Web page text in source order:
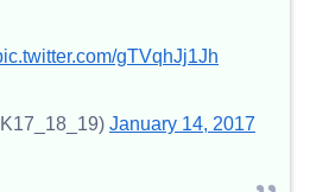
gTVqhJj1Jh
January 14, 2017